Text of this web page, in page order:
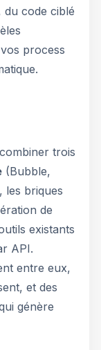
du code ciblé
process
trois
(Bubble,
les briques
de
existants
API.
entre eux,
et des
génère